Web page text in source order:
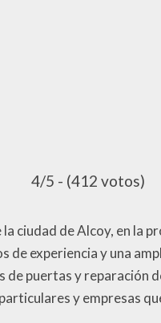
4/5 - (412 votos)
la ciudad de Alcoy, en la
de experiencia y una
de puertas y reparación
y empresas